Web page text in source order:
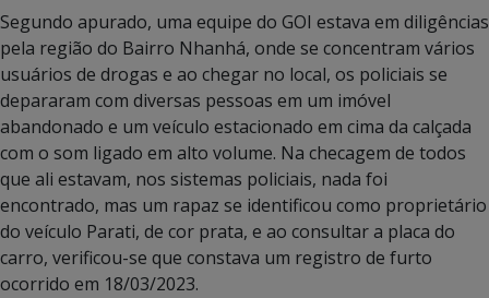
Segundo apurado, uma equipe do GOI estava em diligências
pela região do Bairro Nhanhá, onde se concentram vários
usuários de drogas e ao chegar no local, os policiais se
depararam com diversas pessoas em um imóvel
abandonado e um veículo estacionado em cima da calçada
com o som ligado em alto volume. Na checagem de todos
que ali estavam, nos sistemas policiais, nada foi
encontrado, mas um rapaz se identificou como proprietário
do veículo Parati, de cor prata, e ao consultar a placa do
carro, verificou-se que constava um registro de furto
ocorrido em 18/03/2023.